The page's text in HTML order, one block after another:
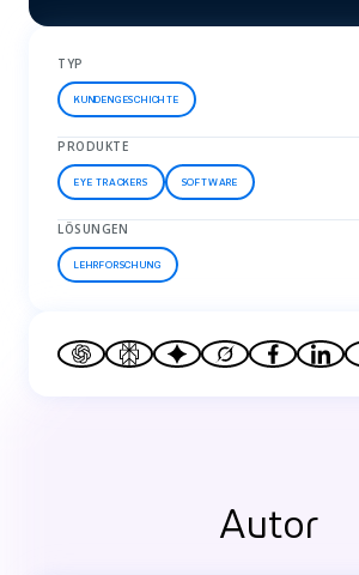
TYP
KUNDENGESCHICHTE
PRODUKTE
EYE TRACKERS SOFTWARE
LÖSUNGEN
LEHRFORSCHUNG
Autor